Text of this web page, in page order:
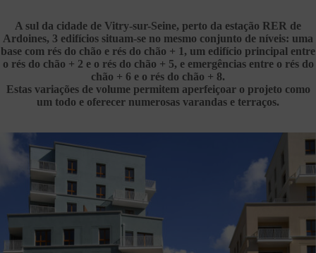
A sul da cidade de Vitry-sur-Seine, perto da estação RER de
Ardoines, 3 edifícios situam-se no mesmo conjunto de níveis: uma
base com rés do chão e rés do chão + 1, um edifício principal entre
o rés do chão + 2 e o rés do chão + 5, e emergências entre o rés do
chão + 6 e o rés do chão + 8.
Estas variações de volume permitem aperfeiçoar o projeto como
um todo e oferecer numerosas varandas e terraços.